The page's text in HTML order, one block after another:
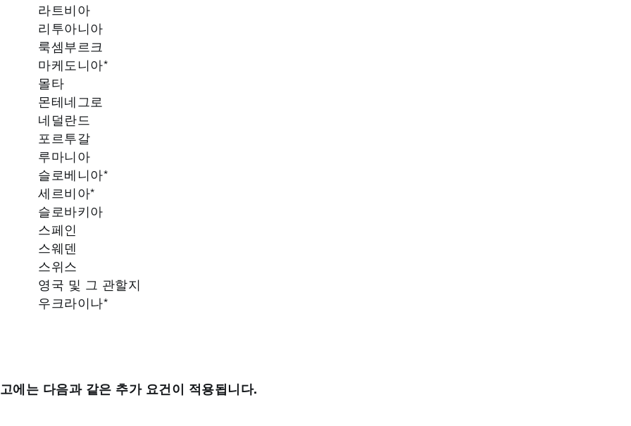
라트비아
리투아니아
룩셈부르크
마케도니아*
몰타
몬테네그로
네덜란드
포르투갈
루마니아
슬로베니아*
세르비아*
슬로바키아
스페인
스웨덴
스위스
영국 및 그 관할지
우크라이나*
에는 다음과 같은 추가 요건이 적용됩니다.